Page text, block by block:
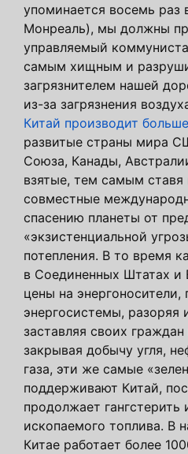
упоминается восемь раз
Монреаль), мы должны
управляемый
самым хищным и
загрязнителем нашей
из-за загрязнения
Китай производит
развитые страны мира
Союза, Канады,
взятые, тем самым ставя
совместные
спасению планеты от
«экзистенциальной
потепления. В то время
в Соединенных Штатах и
цены на энергоносители,
энергосистемы, разоряя
заставляя своих
закрывая добычу угля,
газа, эти же самые
поддерживают Китай,
продолжает гангстерить
ископаемого топлива. В
Китае работает более